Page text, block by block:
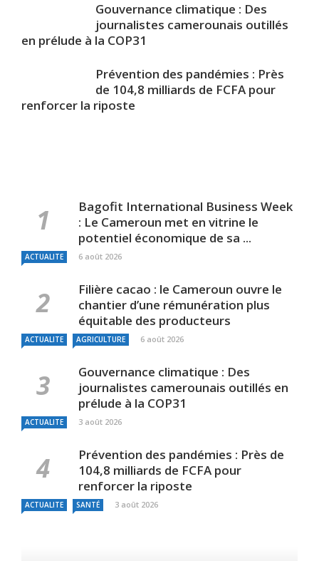
Gouvernance climatique : Des
journalistes camerounais outillés
en prélude à la COP31
Prévention des pandémies : Près
de 104,8 milliards de FCFA pour
renforcer la riposte
Bagofit International Business Week
: Le Cameroun met en vitrine le
potentiel économique de sa ...
ACTUALITE 6 août 2026
Filière cacao : le Cameroun ouvre le
chantier d’une rémunération plus
équitable des producteurs
ACTUALITE AGRICULTURE 6 août 2026
Gouvernance climatique : Des
journalistes camerounais outillés en
prélude à la COP31
ACTUALITE 3 août 2026
Prévention des pandémies : Près de
104,8 milliards de FCFA pour
renforcer la riposte
ACTUALITE SANTÉ 3 août 2026